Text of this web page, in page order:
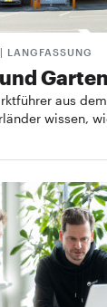
LANGFASSUNG
Garten
aus
wissen,